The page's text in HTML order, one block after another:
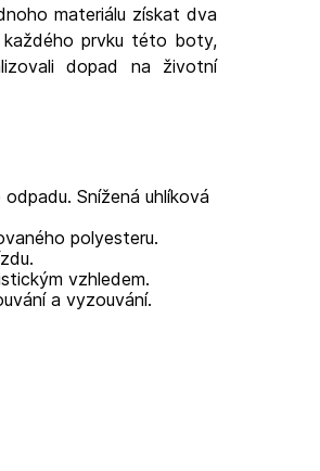
materiálu získat dva
každého prvku této boty,
dopad na životní
Snížená uhlíková
polyesteru.
vzhledem.
a vyzouvání.